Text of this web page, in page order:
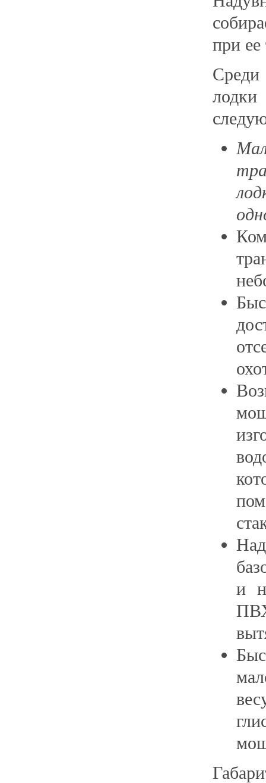
при ее
и